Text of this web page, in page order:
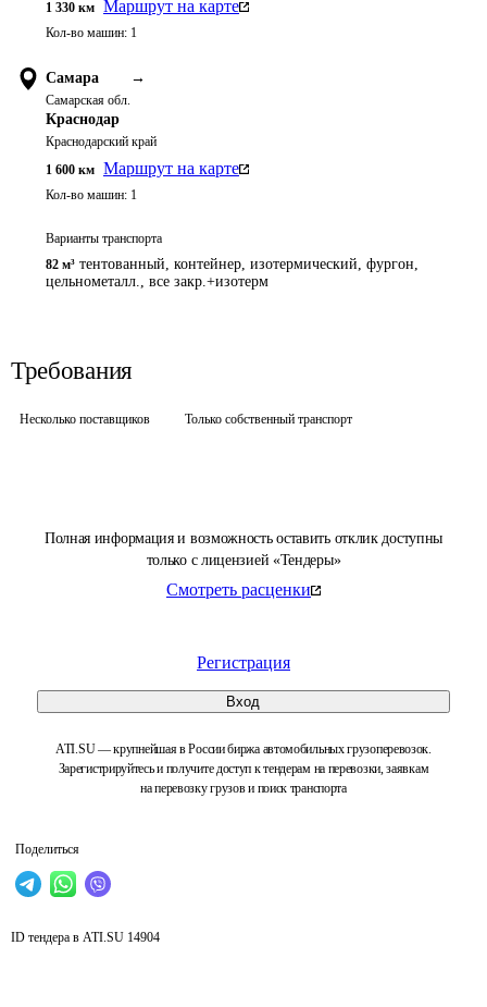
Полная информация и возможность оставить отклик доступны
только с лицензией «Тендеры»
Смотреть расценки
Регистрация
Вход
ATI.SU — крупнейшая в России биржа автомобильных грузоперевозок.
Зарегистрируйтесь и получите доступ к тендерам на перевозки, заявкам
на перевозку грузов и поиск транспорта
Поделиться
1 330 км Маршрут на карте
Кол-во машин: 1
Самара →
Самарская обл.
Краснодар
Краснодарский край
1 600 км Маршрут на карте
Кол-во машин: 1
Варианты транспорта
82 м³ тентованный, контейнер, изотермический, фургон,
цельнометалл., все закр.+изотерм
Требования
Несколько поставщиков Только собственный транспорт
ID тендера в ATI.SU 14904